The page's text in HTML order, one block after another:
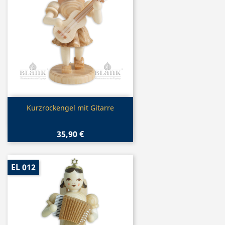
Vorschau
Kurzrockengel mit Gitarre
35,90 €
EL 012